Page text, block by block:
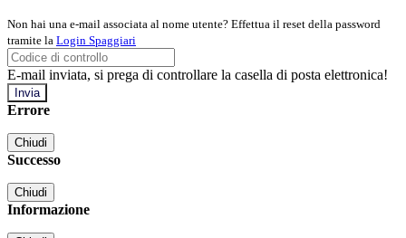
Non hai una e-mail associata al nome utente? Effettua il reset della password
tramite la Login Spaggiari
E-mail inviata, si prega di controllare la casella di posta elettronica!
Errore
Chiudi
Successo
Chiudi
Informazione